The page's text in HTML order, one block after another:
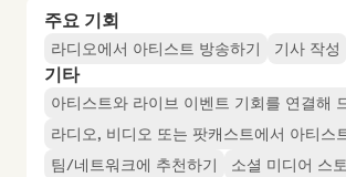
주요 기회
라디오에서 아티스트 방송하기 기사 작성
기타
아티스트와 라이브 이벤트 기회를 연결해
라디오, 비디오 또는 팟캐스트에서 아티스
팀/네트워크에 추천하기
소셜 미디어 스